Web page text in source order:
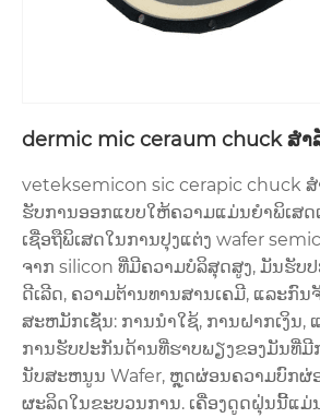
dermic mic ceraum chuck ສໍາ
veteksemicon sic cerapic chuck
ຮັບການອອກແບບໃຫ້ຄວາມແມ່ນຍໍາພິເສ
ເຊື່ອຖືພິເສດໃນການປຸງແຕ່ງ wafer
ຈາກ silicon ທີ່ມີຄວາມບໍລິສຸດສູງ, ມັນຮັບ
ດີເລີດ, ຄວາມຕ້ານທານສານເຄມີ, ແລະກົ
ສະຫມັກເຊັ່ນ: ການນໍາໃຊ້, ການຝາກເງິນ,
ການຮັບປະກັນດ້ານທີ່ຮາບພຽງຂອງມັນທີ່
ນັບສະຫນູນ Wafer, ຫຼຸດຜ່ອນຄວາມບົກຜ່
ຜະລິດໃນຂະບວນການ. ເຄື່ອງດູດຝຸ່ນນີ້ແມ່